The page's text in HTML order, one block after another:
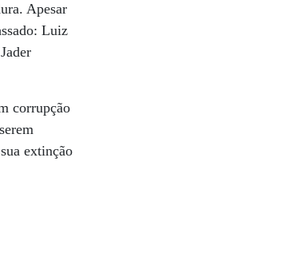
Apesar
Luiz
corrupção
extinção